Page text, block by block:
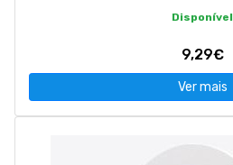
Disponível
9,29€
Ver mais